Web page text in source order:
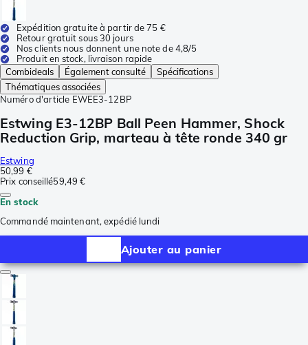
Expédition gratuite à partir de 75 €
Retour gratuit sous 30 jours
Nos clients nous donnent une note de 4,8/5
Produit en stock, livraison rapide
Combideals
Également consulté
Spécifications
Thématiques associées
Numéro d'article EWEE3-12BP
Estwing E3-12BP Ball Peen Hammer, Shock
Reduction Grip, marteau à tête ronde 340 gr
Estwing
50,99 €
Prix conseillé59,49 €
En stock
Commandé maintenant, expédié lundi
Ajouter au panier